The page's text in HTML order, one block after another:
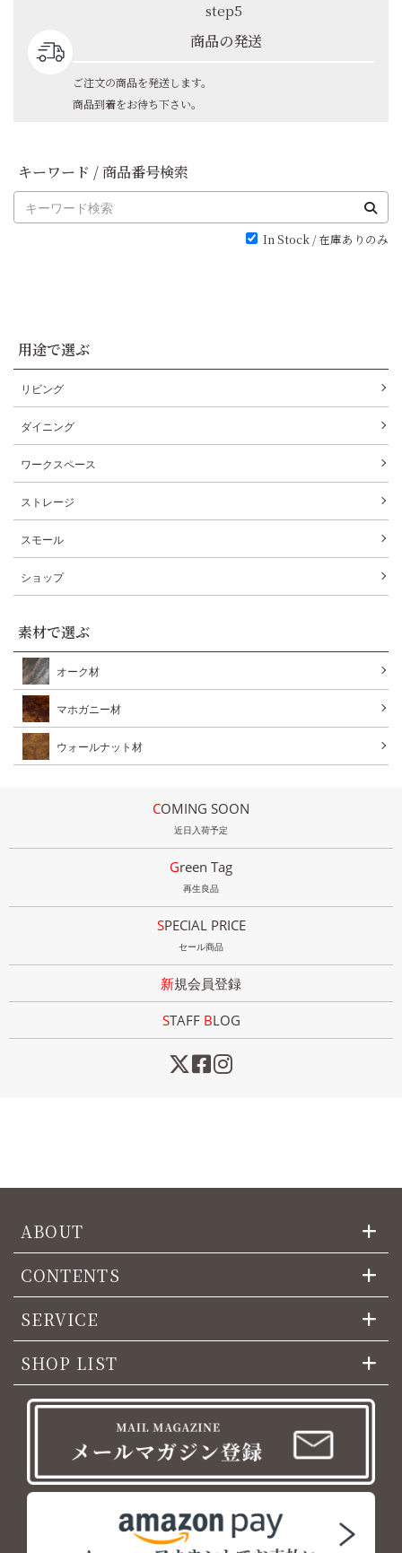
step5
商品の発送
ご注文の商品を発送します。
商品到着をお待ち下さい。
キーワード / 商品番号検索
In Stock / 在庫ありのみ
用途で選ぶ
リビング
ダイニング
ワークスペース
ストレージ
スモール
ショップ
素材で選ぶ
オーク材
マホガニー材
ウォールナット材
COMING SOON
近日入荷予定
Green Tag
再生良品
SPECIAL PRICE
セール商品
新規会員登録
STAFF BLOG
ABOUT
CONTENTS
SERVICE
SHOP LIST